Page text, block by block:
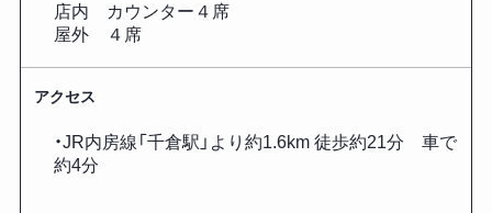
店内 カウンター４席
屋外 ４席
アクセス
・JR内房線「千倉駅」より約1.6km 徒歩約21分 車で
約4分